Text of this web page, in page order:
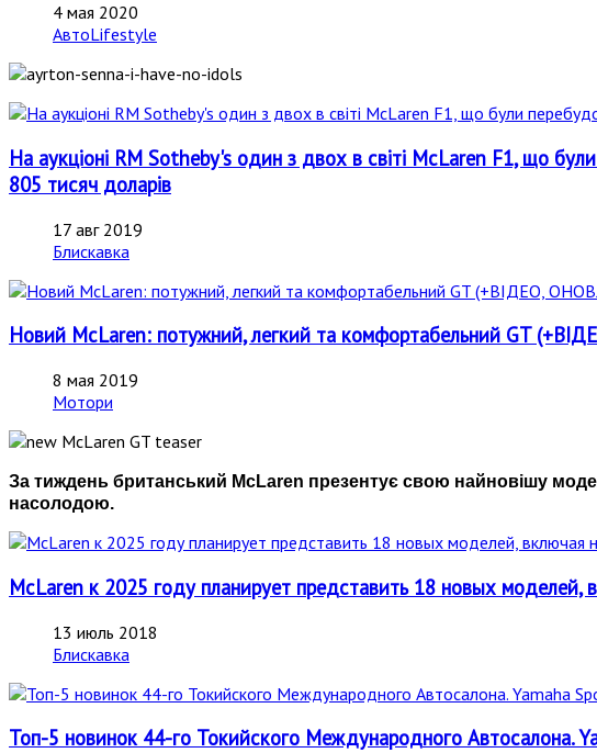
4 мая 2020
АвтоLifestyle
На аукціоні RM Sotheby's один з двох в світі McLaren F1, що
805 тисяч доларів
17 авг 2019
Блискавка
Новий McLaren: потужний, легкий та комфортабельний GT
8 мая 2019
Мотори
За тиждень британський McLaren презентує свою найновішу
насолодою.
McLaren к 2025 году планирует представить 18 новых
13 июль 2018
Блискавка
Топ-5 новинок 44-го Токийского Международного Автосалона.